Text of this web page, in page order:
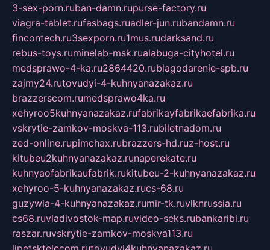
3-sex-porn.ruban-damn.rupurse-factory.ru
viagra-tablet.rufasbags.ruadler-jun.rubandamn.ru
fincontech.ru3sexporn.ru1mus.rudarksand.ru
rebus-toys.ruminelab-msk.rualabuga-cityhotel.ru
medsprawo-4-ka.ru2864420.rublagodarenie-spb.ru
zajmy24.rutovudyi-4-kuhnyanazakaz.ru
brazzerscom.rumedsprawo4ka.ru
xehyroo5kuhnyanazakaz.rufabrikayfabrikaefabrika.ru
vskrytie-zamkov-moskva-113.rubiletnadom.ru
zed-online.rupimchax.rubrazzers-hd.ruz-host.ru
kitubeu2kuhnyanazakaz.runaperekate.ru
kuhnyaofabrikaufabrik.rukitubeu-2-kuhnyanazakaz.ru
xehyroo-5-kuhnyanazakaz.rucs-68.ru
guzywia-4-kuhnyanazakaz.rumir-tk.ruvlknrussia.ru
cs68.ruvladivostok-map.ruvideo-seks.rubankaribi.ru
raszar.ruvskrytie-zamkov-moskva113.ru